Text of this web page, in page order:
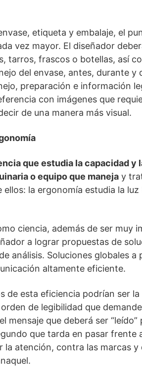
etiqueta y embalaje, el
vez mayor. El diseñador
tarros, frascos o botellas, así
del envase, antes, durante
preparación e información
con imágenes que
de una manera más visual.
que estudia la capacidad y
o equipo que maneja y
ellos: la ergonomía estudia la
ciencia, además de ser muy
a lograr propuestas de
análisis. Soluciones globales
altamente eficiente.
de esta eficiencia podrían ser la
orden de legibilidad que
mensaje que deberá ser
que tarda en pasar
la atención, contra las marcas